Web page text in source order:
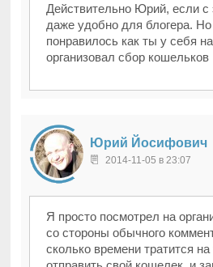
Действительно Юрий, если с
даже удобно для блогера.
понравилось как ты у себя
организовал сбор кошельков
Юрий Йосифович
2014-11-05 в 23:07
Я просто посмотрел на
со стороны обычного
сколько времени тратится